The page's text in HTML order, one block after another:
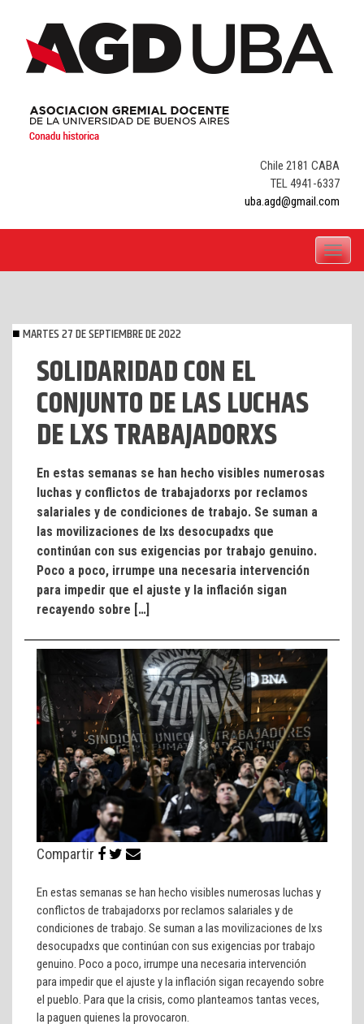
content
Chile 2181 CABA
TEL 4941-6337
uba.agd@gmail.com
Toggle
MARTES 27 DE SEPTIEMBRE DE 2022
SOLIDARIDAD CON EL
CONJUNTO DE LAS LUCHAS
DE LXS TRABAJADORXS
En estas semanas se han hecho visibles numerosas
luchas y conflictos de trabajadorxs por reclamos
salariales y de condiciones de trabajo. Se suman a
las movilizaciones de lxs desocupadxs que
continúan con sus exigencias por trabajo genuino.
Poco a poco, irrumpe una necesaria intervención
para impedir que el ajuste y la inflación sigan
recayendo sobre […]
Compartir
En estas semanas se han hecho visibles numerosas luchas y
conflictos de trabajadorxs por reclamos salariales y de
condiciones de trabajo. Se suman a las movilizaciones de lxs
desocupadxs que continúan con sus exigencias por trabajo
genuino. Poco a poco, irrumpe una necesaria intervención
para impedir que el ajuste y la inflación sigan recayendo sobre
el pueblo. Para que la crisis, como planteamos tantas veces,
la paguen quienes la provocaron.